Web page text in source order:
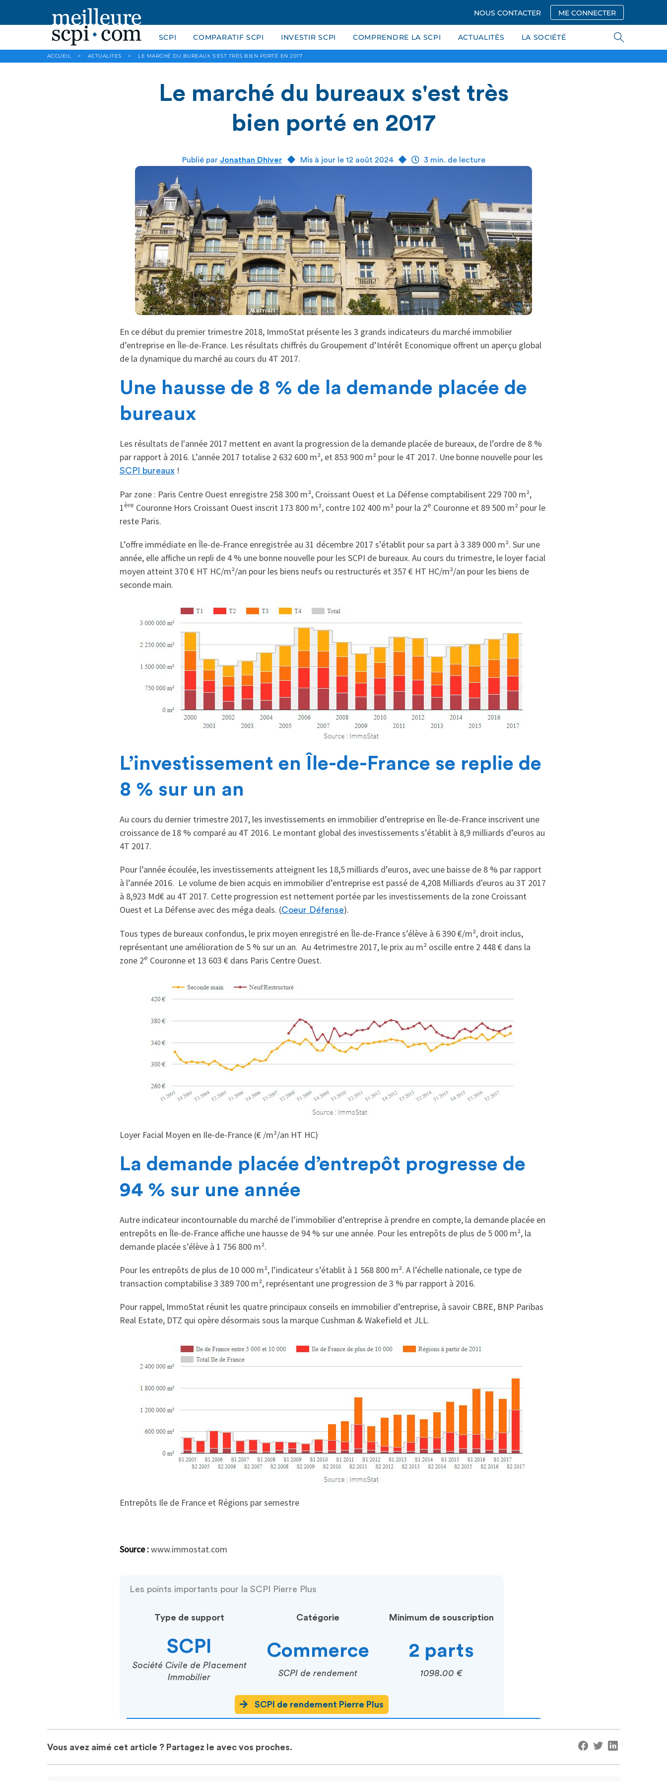
NOUS CONTACTER ME CONNECTER
SCPI COMPARATIF SCPI INVESTIR SCPI COMPRENDRE LA SCPI ACTUALITÉS LA SOCIÉTÉ
ACCUEIL > ACTUALITES > LE MARCHÉ DU BUREAUX S'EST TRÈS BIEN PORTÉ EN 2017
Le marché du bureaux s'est très
bien porté en 2017
Publié par Jonathan Dhiver Mis à jour le 12 août 2024 3 min. de lecture
En ce début du premier trimestre 2018, ImmoStat présente les 3 grands indicateurs du marché immobilier
d’entreprise en Île-de-France. Les résultats chiffrés du Groupement d’Intérêt Economique offrent un aperçu global
de la dynamique du marché au cours du 4T 2017.
Une hausse de 8 % de la demande placée de
bureaux
Les résultats de l'année 2017 mettent en avant la progression de la demande placée de bureaux, de l’ordre de 8 %
par rapport à 2016. L’année 2017 totalise 2 632 600 m², et 853 900 m² pour le 4T 2017. Une bonne nouvelle pour les
SCPI bureaux!
Par zone : Paris Centre Ouest enregistre 258 300 m², Croissant Ouest et La Défense comptabilisent 229 700 m²,
1ère Couronne Hors Croissant Ouest inscrit 173 800 m², contre 102 400 m² pour la 2e Couronne et 89 500 m² pour le
reste Paris.
L’offre immédiate en Île-de-France enregistrée au 31 décembre 2017 s’établit pour sa part à 3 389 000 m². Sur une
année, elle affiche un repli de 4 % une bonne nouvelle pour les SCPI de bureaux. Au cours du trimestre, le loyer facial
moyen atteint 370 € HT HC/m²/an pour les biens neufs ou restructurés et 357 € HT HC/m²/an pour les biens de
seconde main.
L’investissement en Île-de-France se replie de
8 % sur un an
Au cours du dernier trimestre 2017, les investissements en immobilier d’entreprise en Île-de-France inscrivent une
croissance de 18 % comparé au 4T 2016. Le montant global des investissements s’établit à 8,9 milliards d’euros au
4T 2017.
Pour l’année écoulée, les investissements atteignent les 18,5 milliards d’euros, avec une baisse de 8 % par rapport
à l’année 2016. Le volume de bien acquis en immobilier d’entreprise est passé de 4,208 Milliards d'euros au 3T 2017
à 8,923 Md€ au 4T 2017. Cette progression est nettement portée par les investissements de la zone Croissant
Ouest et La Défense avec des méga deals. (Coeur Défense).
Tous types de bureaux confondus, le prix moyen enregistré en Île-de-France s’élève à 6 390 €/m², droit inclus,
représentant une amélioration de 5 % sur un an. Au 4etrimestre 2017, le prix au m² oscille entre 2 448 € dans la
zone 2e Couronne et 13 603 € dans Paris Centre Ouest.
Loyer Facial Moyen en Ile-de-France (€ /m²/an HT HC)
La demande placée d’entrepôt progresse de
94 % sur une année
Autre indicateur incontournable du marché de l’immobilier d’entreprise à prendre en compte, la demande placée en
entrepôts en Île-de-France affiche une hausse de 94 % sur une année. Pour les entrepôts de plus de 5 000 m², la
demande placée s’élève à 1 756 800 m².
Pour les entrepôts de plus de 10 000 m², l’indicateur s’établit à 1 568 800 m². A l’échelle nationale, ce type de
transaction comptabilise 3 389 700 m², représentant une progression de 3 % par rapport à 2016.
Pour rappel, ImmoStat réunit les quatre principaux conseils en immobilier d’entreprise, à savoir CBRE, BNP Paribas
Real Estate, DTZ qui opère désormais sous la marque Cushman & Wakefield et JLL.
Entrepôts Ile de France et Régions par semestre
Source :www.immostat.com
Les points importants pour la SCPI Pierre Plus
Type de support
SCPI
Société Civile de Placement
Immobilier
Catégorie
Commerce
SCPI de rendement
Minimum de souscription
2 parts
1098.00 €
SCPI de rendement Pierre Plus
Vous avez aimé cet article ? Partagez le avec vos proches.